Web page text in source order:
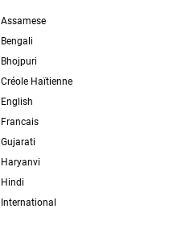
Assamese
Bengali
Bhojpuri
Créole Haïtienne
English
Francais
Gujarati
Haryanvi
Hindi
International